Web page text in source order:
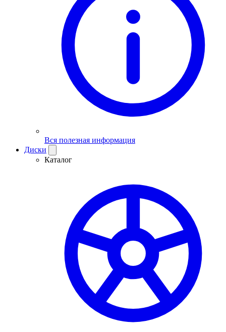
Вся полезная информация
Диски
Каталог